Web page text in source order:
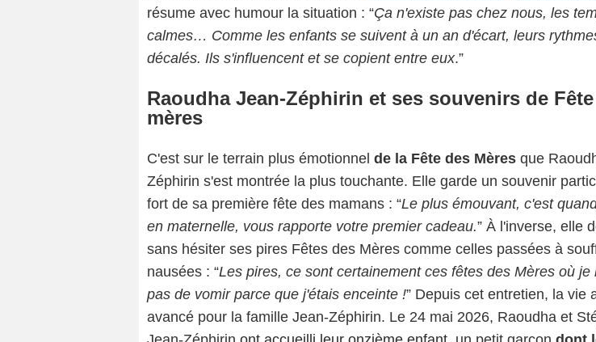
résume avec humour la situation : “Ça n'existe pas chez nous, les
calmes… Comme les enfants se suivent à un an d'écart, leurs
décalés. Ils s'influencent et se copient entre eux.”
Raoudha Jean-Zéphirin et ses souvenirs de
mères
C'est sur le terrain plus émotionnel de la Fête des Mères que
Zéphirin s'est montrée la plus touchante. Elle garde un souvenir
fort de sa première fête des mamans : “Le plus émouvant, c'est
en maternelle, vous rapporte votre premier cadeau.” À l'inverse, elle
sans hésiter ses pires Fêtes des Mères comme celles passées à
nausées : “Les pires, ce sont certainement ces fêtes des Mères où je
pas de vomir parce que j'étais enceinte !” Depuis cet entretien, la vie
avancé pour la famille Jean-Zéphirin. Le 24 mai 2026, Raoudha et